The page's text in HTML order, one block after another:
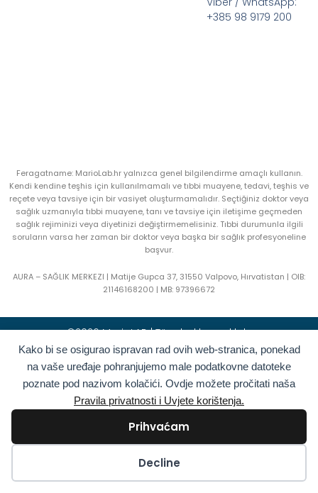
Kako bi se osigurao ispravan rad ovih web-stranica, ponekad
na vaše uređaje pohranjujemo male podatkovne datoteke
poznate pod nazivom kolačići. Ovdje možete pročitati naša
Pravila privatnosti i Uvjete korištenja.
Prihvaćam
Decline
+385 98 9179 200
Feragatname: MarioLab.hr yalnızca genel bilgilendirme amaçlı kullanın.
Kendi kendine teşhis için kullanılmamalı ve tıbbi muayene, tedavi, teşhis ve
reçete veya tavsiye için bir vasiyet oluşturmamalıdır. Seçtiğiniz doktor veya
sağlık uzmanıyla tıbbi muayene, tanı ve tavsiye için iletişime geçmeden
sağlık rejiminizi veya diyetinizi değiştirmemelisiniz. Tıbbi durumunla ilgili
soruların varsa her zaman bir doktor veya başka bir sağlık profesyoneline
başvur.
AURA – SAĞLIK MERKEZI | Matije Gupca 37, 31550 Valpovo, Hırvatistan | OIB:
21146168200 | MB: 97396672
©2026 MarioLAB | Tüm hakları saklıdır
Hrvatski (Hırvatça) English(İngilizce)
Deutsch(Almanca) Polski(Polonyaca)
Română(Rumence) Italiano(İtalyanca
Bulgarca) Français
Ελληνικά(Yunanca) Slovenčina(Slav dili)
İspanyolca